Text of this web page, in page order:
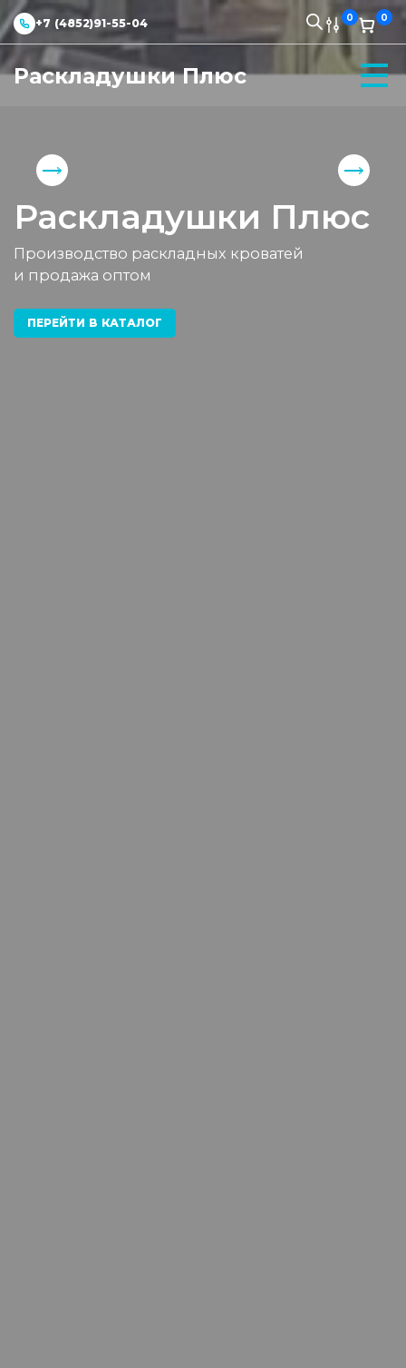
+7 (4852)91-55-04 0 0
Раскладушки Плюс
Раскладушки Плюс
Производство раскладных кроватей
и продажа оптом
ПЕРЕЙТИ В КАТАЛОГ